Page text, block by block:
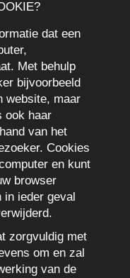
dat een
Met behulp
bijvoorbeeld
website, maar
ook haar
van het
Cookies
en kunt
browser
in ieder geval
zorgvuldig met
om en zal
van de